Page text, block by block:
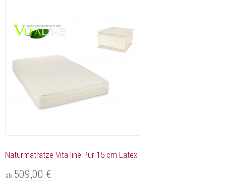
Naturmatratze Vita-line Pur 15 cm Latex
ab 509,00 €